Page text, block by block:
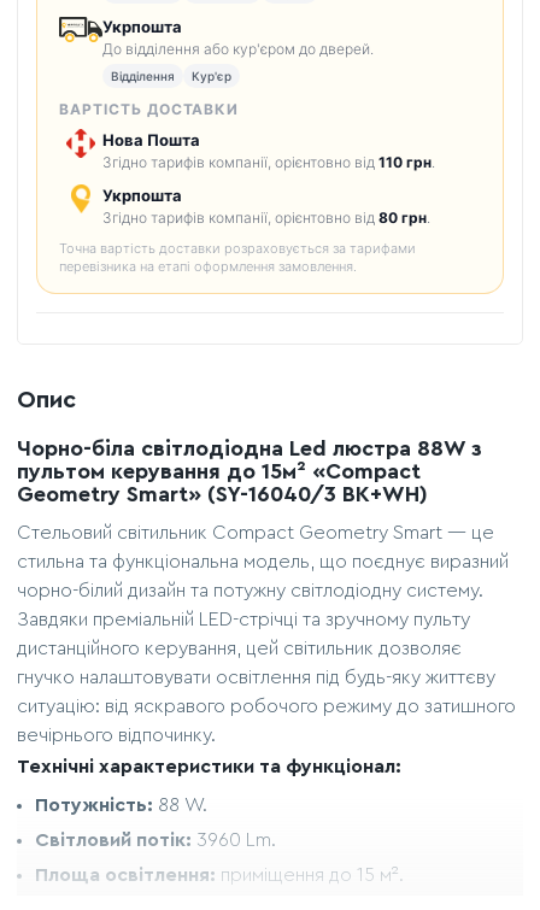
Укрпошта
До відділення або кур'єром до дверей.
Відділення Кур'єр
ВАРТІСТЬ ДОСТАВКИ
Нова Пошта
Згідно тарифів компанії, орієнтовно від 110 грн
Укрпошта
Згідно тарифів компанії, орієнтовно від 80 грн
Точна вартість доставки розраховується за тарифами
перевізника на етапі оформлення замовлення.
Опис
Чорно-біла світлодіодна Led люстра 88W з
пультом керування до 15м² «Compact
Geometry Smart» (SY-16040/3 BK+WH)
Стельовий світильник Compact Geometry Smart — це
стильна та функціональна модель, що поєднує виразний
чорно-білий дизайн та потужну світлодіодну систему.
Завдяки преміальній LED-стрічці та зручному пульту
дистанційного керування, цей світильник дозволяє
гнучко налаштовувати освітлення під будь-яку життєву
ситуацію: від яскравого робочого режиму до затишного
вечірнього відпочинку.
Технічні характеристики та функціонал:
Потужність: 88 W.
Світловий потік: 3960 Lm.
Площа освітлення: приміщення до 15 м².